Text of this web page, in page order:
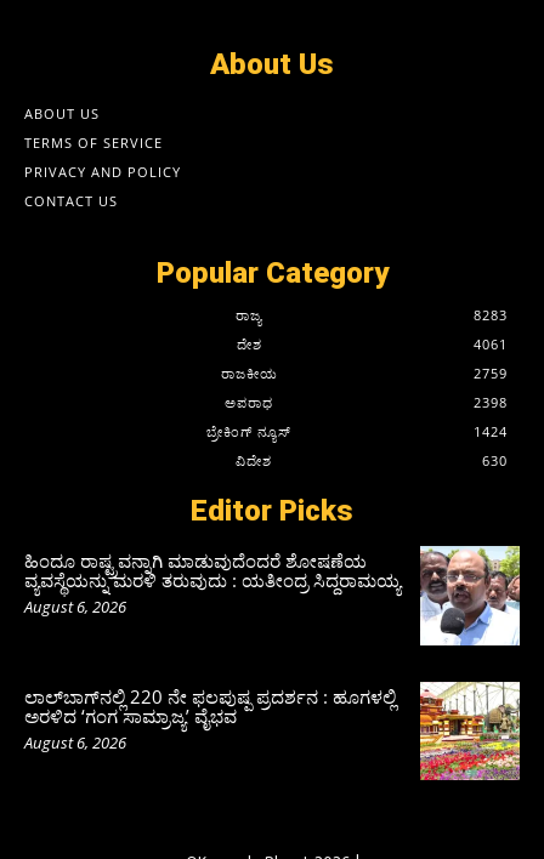
About Us
ABOUT US
TERMS OF SERVICE
PRIVACY AND POLICY
CONTACT US
Popular Category
ರಾಜ್ಯ
8283
ದೇಶ
4061
ರಾಜಕೀಯ
2759
ಅಪರಾಧ
2398
ಬ್ರೇಕಿಂಗ್ ನ್ಯೂಸ್
1424
ವಿದೇಶ
630
Editor Picks
ಹಿಂದೂ ರಾಷ್ಟ್ರವನ್ನಾಗಿ ಮಾಡುವುದೆಂದರೆ ಶೋಷಣೆಯ
ವ್ಯವಸ್ಥೆಯನ್ನು ಮರಳಿ ತರುವುದು : ಯತೀಂದ್ರ ಸಿದ್ದರಾಮಯ್ಯ
August 6, 2026
ಲಾಲ್‍ಬಾಗ್‍ನಲ್ಲಿ 220 ನೇ ಫಲಪುಷ್ಪ ಪ್ರದರ್ಶನ : ಹೂಗಳಲ್ಲಿ
ಅರಳಿದ ‘ಗಂಗ ಸಾಮ್ರಾಜ್ಯ’ ವೈಭವ
August 6, 2026